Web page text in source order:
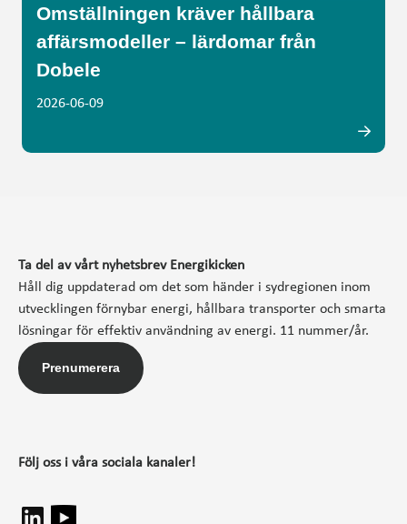
Omställningen kräver hållbara
affärsmodeller – lärdomar från
Dobele
2026-06-09
Ta del av vårt nyhetsbrev Energikicken
Håll dig uppdaterad om det som händer i sydregionen inom
utvecklingen förnybar energi, hållbara transporter och smarta
lösningar för effektiv användning av energi. 11 nummer/år.
Prenumerera
Följ oss i våra sociala kanaler!